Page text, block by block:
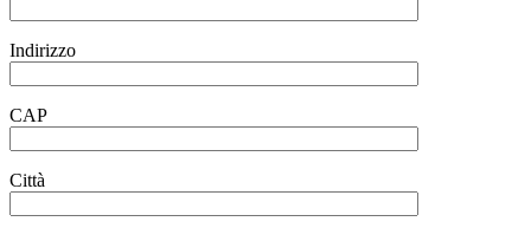
Indirizzo
CAP
Città